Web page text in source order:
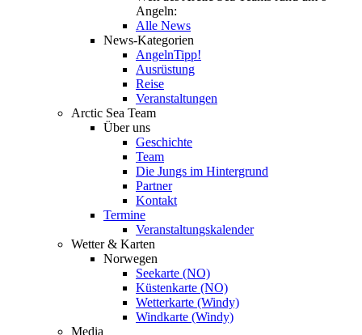
Angeln:
Alle News
News-Kategorien
AngelnTipp!
Ausrüstung
Reise
Veranstaltungen
Arctic Sea Team
Über uns
Geschichte
Team
Die Jungs im Hintergrund
Partner
Kontakt
Termine
Veranstaltungskalender
Wetter & Karten
Norwegen
Seekarte (NO)
Küstenkarte (NO)
Wetterkarte (Windy)
Windkarte (Windy)
Media